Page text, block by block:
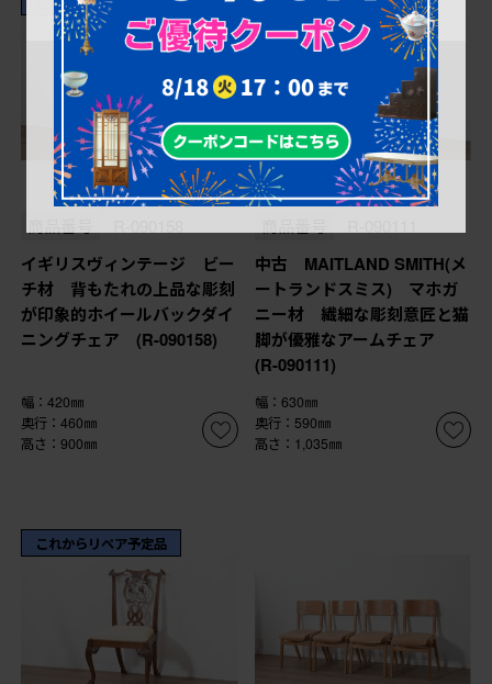
¥35,200 (税込)
イギリスヴィンテージ ビー
チ材 背もたれの上品な彫刻
が印象的ホイールバックダイ
ニングチェア (R-090158)
幅：420㎜
奥行：460㎜
高さ：900㎜
¥99,000 (税込)
中古 MAITLAND SMITH(メ
ートランドスミス) マホガ
ニー材 繊細な彫刻意匠と猫
脚が優雅なアームチェア
(R-090111)
幅：630㎜
奥行：590㎜
高さ：1,035㎜
これからリペア予定品